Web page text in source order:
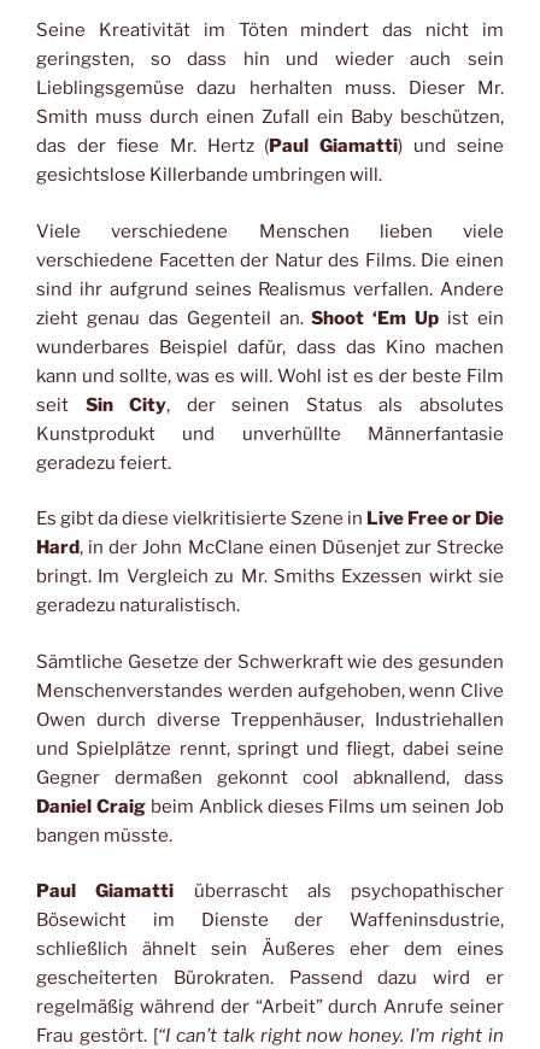
Seine Kreativität im Töten mindert das nicht im
geringsten, so dass hin und wieder auch sein
Lieblingsgemüse dazu herhalten muss. Dieser Mr.
Smith muss durch einen Zufall ein Baby beschützen,
das der fiese Mr. Hertz (Paul Giamatti) und seine
gesichtslose Killerbande umbringen will.
Viele verschiedene Menschen lieben viele
verschiedene Facetten der Natur des Films. Die einen
sind ihr aufgrund seines Realismus verfallen. Andere
zieht genau das Gegenteil an.Shoot ‘Em Up ist ein
wunderbares Beispiel dafür, dass das Kino machen
kann und sollte, was es will. Wohl ist es der beste Film
seit Sin City, der seinen Status als absolutes
Kunstprodukt und unverhüllte Männerfantasie
geradezu feiert.
Es gibt da diese vielkritisierte Szene in Live Free or Die
Hard, in der John McClane einen Düsenjet zur Strecke
bringt. Im Vergleich zu Mr. Smiths Exzessen wirkt sie
geradezu naturalistisch.
Sämtliche Gesetze der Schwerkraft wie des gesunden
Menschenverstandes werden aufgehoben, wenn Clive
Owen durch diverse Treppenhäuser, Industriehallen
und Spielplätze rennt, springt und fliegt, dabei seine
Gegner dermaßen gekonnt cool abknallend, dass
Daniel Craigbeim Anblick dieses Films um seinen Job
bangen müsste.
Paul Giamatti überrascht als psychopathischer
Bösewicht im Dienste der Waffeninsdustrie,
schließlich ähnelt sein Äußeres eher dem eines
gescheiterten Bürokraten. Passend dazu wird er
regelmäßig während der “Arbeit” durch Anrufe seiner
Frau gestört. [“I can’t talk right now honey. I’m right in